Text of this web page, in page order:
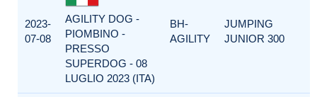
2023-
07-08
AGILITY DOG -
PIOMBINO -
PRESSO
SUPERDOG - 08
LUGLIO 2023 (ITA)
BH-
AGILITY
JUMPING
JUNIOR 300